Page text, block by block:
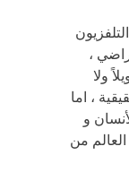
،
ولا
، اما
و
من